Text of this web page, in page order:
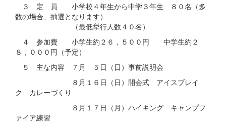
３ 定 員 小学校４年生から中学３年生 ８０名（多
数の場合、抽選となります）
（最低挙行人数４０名）
４ 参加費 小学生約２６，５００円 中学生約２
８，０００円（予定）
５ 主な内容 ７月 ５日（日）事前説明会
８月１６日（日）開会式 アイスブレイ
ク カレーづくり
８月１７日（月）ハイキング キャンプフ
ァイア練習